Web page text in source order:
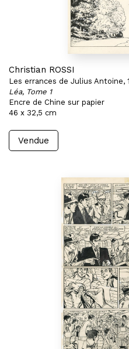
Christian ROSSI
Les errances de Julius Antoine,
Léa, Tome 1
Encre de Chine sur papier
46 x 32,5 cm
Vendue